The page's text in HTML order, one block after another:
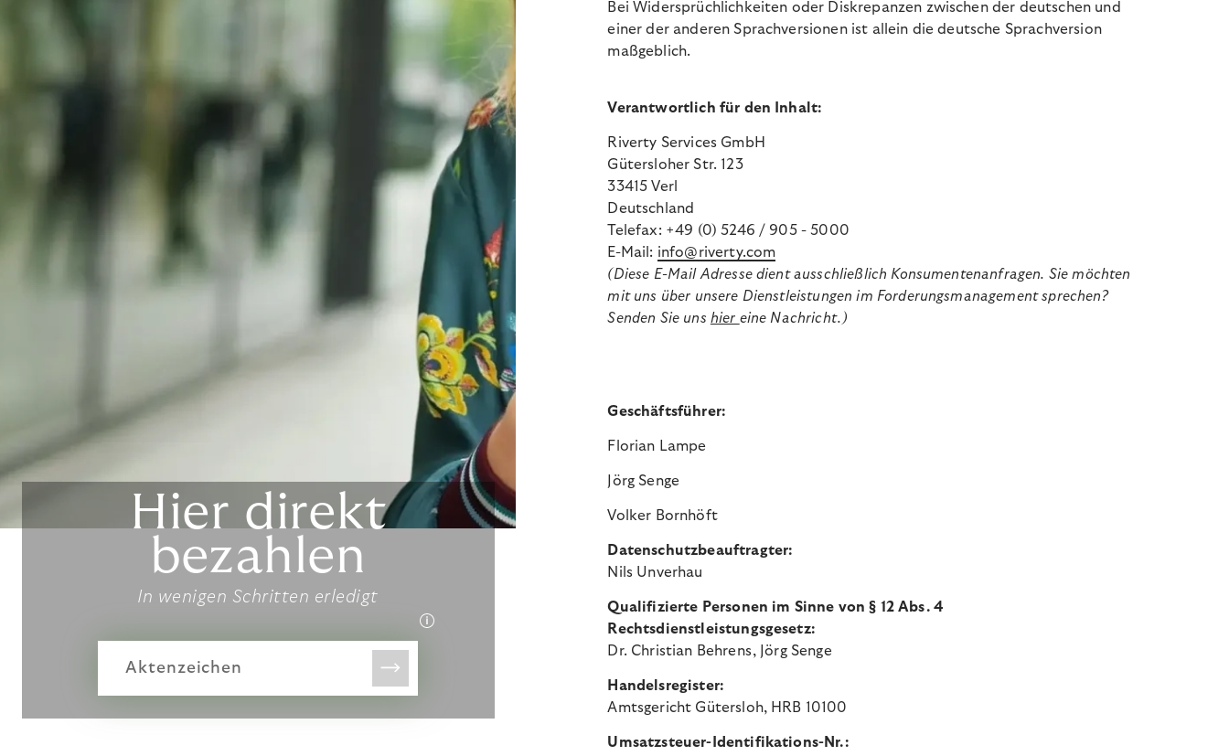
Hier direkt
bezahlen
In wenigen Schritten erledigt
Aktenzeichen
Bei Widersprüchlichkeiten oder Diskrepanzen zwischen der deutschen und
einer der anderen Sprachversionen ist allein die deutsche Sprachversion
maßgeblich.
Verantwortlich für den Inhalt:
Riverty Services GmbH
Gütersloher Str. 123
33415 Verl
Deutschland
Telefax: +49 (0) 5246 / 905 - 5000
E-Mail: info@riverty.com
(Diese E-Mail Adresse dient ausschließlich Konsumentenanfragen. Sie möchten
mit uns über unsere Dienstleistungen im Forderungsmanagement sprechen?
Senden Sie uns hier eine Nachricht.)
Geschäftsführer:
Florian Lampe
Jörg Senge
Volker Bornhöft
Datenschutzbeauftragter:
Nils Unverhau
Qualifizierte Personen im Sinne von § 12 Abs. 4
Rechtsdienstleistungsgesetz:
Dr. Christian Behrens, Jörg Senge
Handelsregister:
Amtsgericht Gütersloh, HRB 10100
Umsatzsteuer-Identifikations-Nr.: